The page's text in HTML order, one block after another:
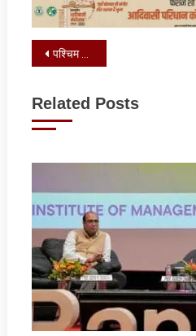
Post
पश्चिम बंगाल : इन छह विधानसभा सीटों पर होगा दोबारा मतदान
Related Posts